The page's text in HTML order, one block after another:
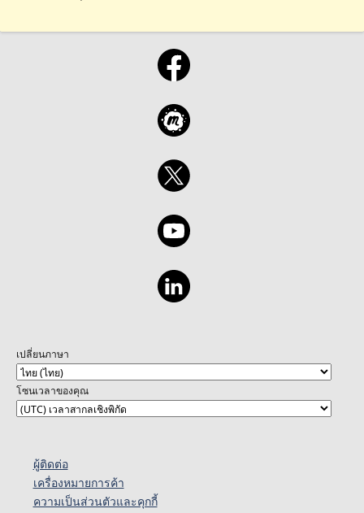
เปลี่ยนภาษา
โซนเวลาของคุณ
ผู้ติดต่อ
เครื่องหมายการค้า
ความเป็นส่วนตัวและคุกกี้